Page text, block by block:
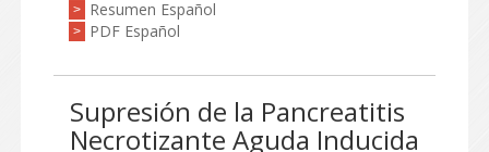
> Resumen Español
> PDF Español
Supresión de la Pancreatitis
Necrotizante Aguda Inducida